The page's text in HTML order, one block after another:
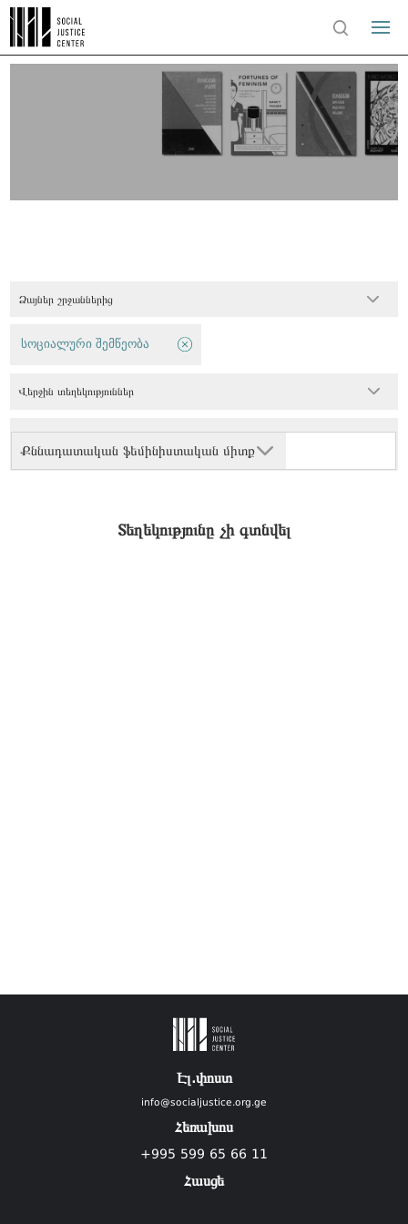
Ձայներ շրջաններից
Քննադատական ֆեմինիստական միտք
სოციალური შემწეობა
Վերջին տեղեկություններ
Տեղեկությունը չի գտնվել
Էլ.փոստ
info@socialjustice.org.ge
Հեռախոս
+995 599 65 66 11
Հասցե